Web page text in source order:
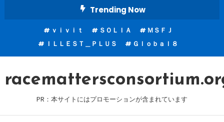
Trending Now
ｖｉｖｉｔ ＳＯＬＩＡ
ＭＳＦＪ
ＩＬＬＥＳＴ＿ＰＬＵＳ
Ｇｌｏｂａｌ８
PR：本サイトにはプロモーションが含まれています